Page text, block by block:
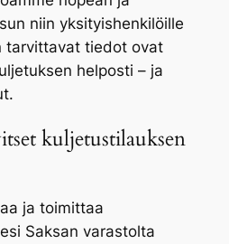
niin yksityishenkilöille
tarvittavat tiedot ovat
helposti – ja
kuljetustilauksen
ja toimittaa
Saksan varastolta